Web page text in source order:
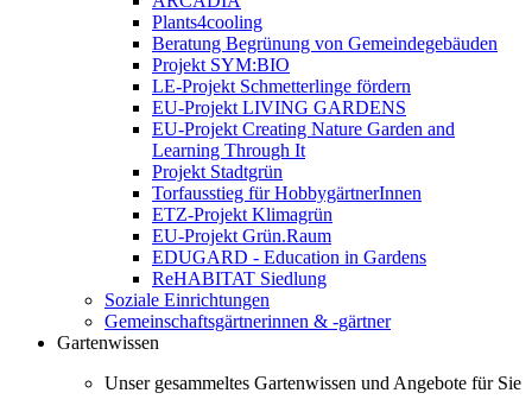
Plants4cooling
Beratung Begrünung von Gemeindegebäuden
Projekt SYM:BIO
LE-Projekt Schmetterlinge fördern
EU-Projekt LIVING GARDENS
EU-Projekt Creating Nature Garden and
Learning Through It
Projekt Stadtgrün
Torfausstieg für HobbygärtnerInnen
ETZ-Projekt Klimagrün
EU-Projekt Grün.Raum
EDUGARD - Education in Gardens
ReHABITAT Siedlung
Soziale Einrichtungen
Gemeinschaftsgärtnerinnen & -gärtner
Gartenwissen
Unser gesammeltes Gartenwissen und Angebote für Sie